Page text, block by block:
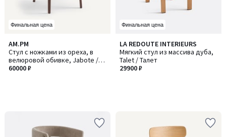
Финальная цена
AM.PM
Стул с ножками из ореха, в
велюровой обивке, Jabote /
Джабот
60000 ₽
Финальная цена
LA REDOUTE INTERIEURS
Мягкий стул из массива дуба,
Talet / Талет
29900 ₽